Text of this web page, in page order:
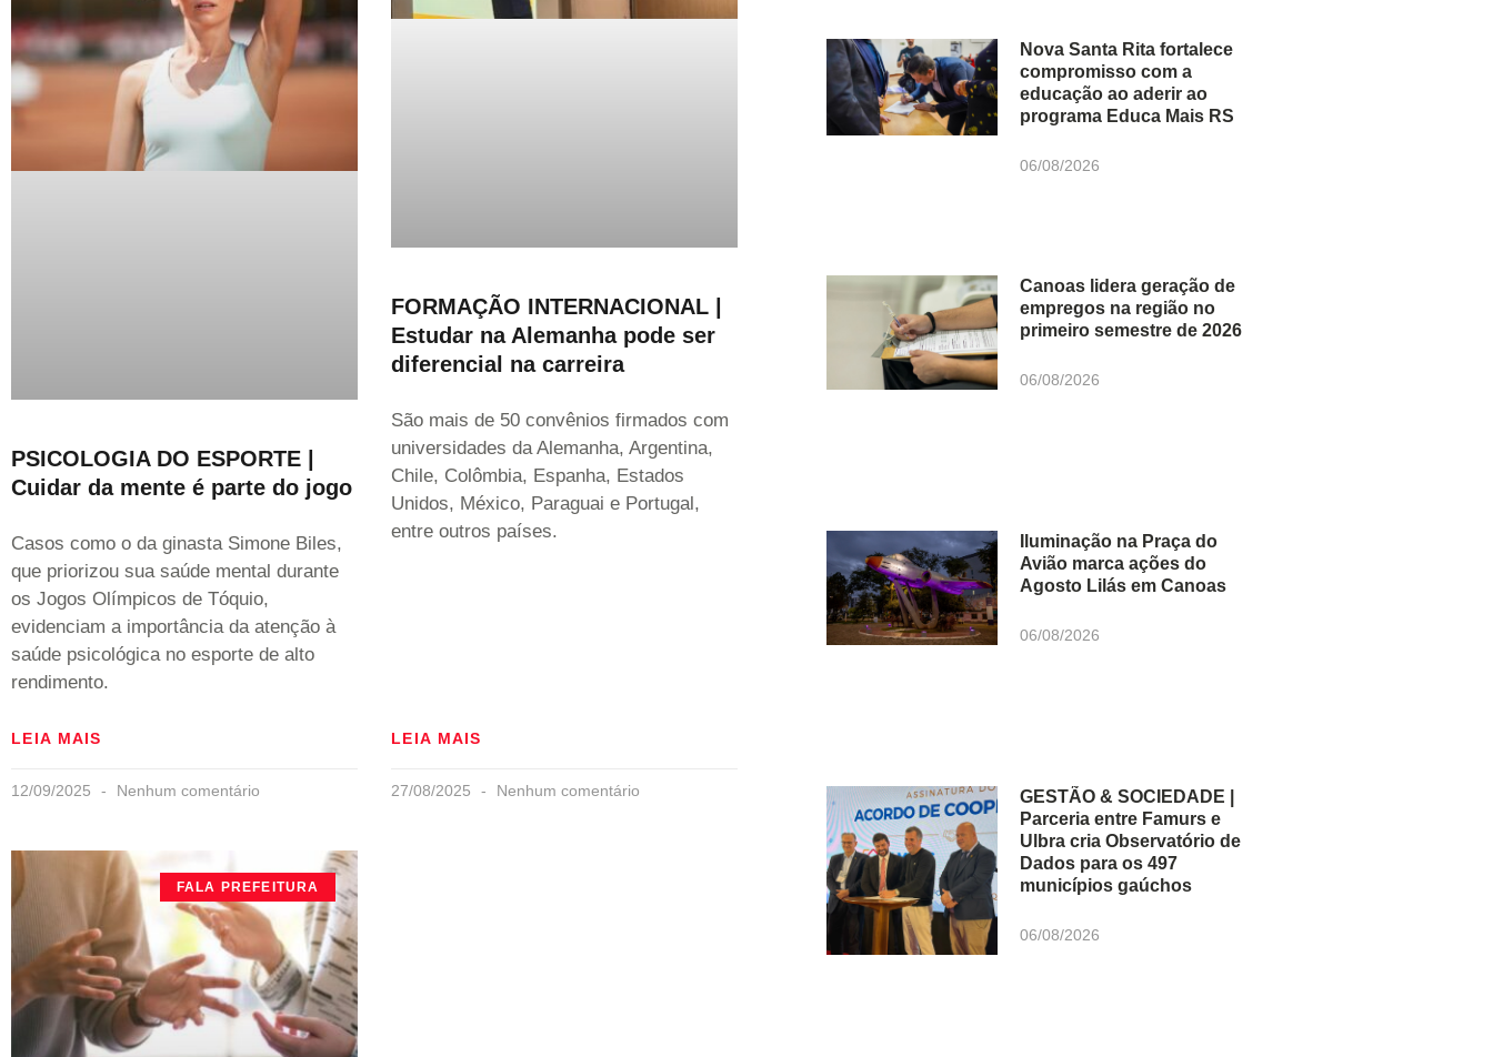
PSICOLOGIA DO ESPORTE |
Cuidar da mente é parte do jogo
Casos como o da ginasta Simone Biles,
que priorizou sua saúde mental durante
os Jogos Olímpicos de Tóquio,
evidenciam a importância da atenção à
saúde psicológica no esporte de alto
rendimento.
LEIA MAIS
12/09/2025 Nenhum comentário
FORMAÇÃO INTERNACIONAL |
Estudar na Alemanha pode ser
diferencial na carreira
São mais de 50 convênios firmados com
universidades da Alemanha, Argentina,
Chile, Colômbia, Espanha, Estados
Unidos, México, Paraguai e Portugal,
entre outros países.
LEIA MAIS
27/08/2025 Nenhum comentário
FALA PREFEITURA
Nova Santa Rita fortalece
compromisso com a
educação ao aderir ao
programa Educa Mais RS
06/08/2026
Canoas lidera geração de
empregos na região no
primeiro semestre de 2026
06/08/2026
Iluminação na Praça do
Avião marca ações do
Agosto Lilás em Canoas
06/08/2026
GESTÃO & SOCIEDADE |
Parceria entre Famurs e
Ulbra cria Observatório de
Dados para os 497
municípios gaúchos
06/08/2026